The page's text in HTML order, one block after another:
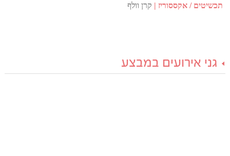
תכשיטים / אקססוריז קרן וולף
גני אירועים במבצע